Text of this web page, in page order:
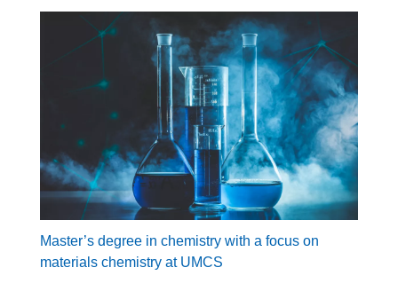
Master’s degree in chemistry with a focus on
materials chemistry at UMCS